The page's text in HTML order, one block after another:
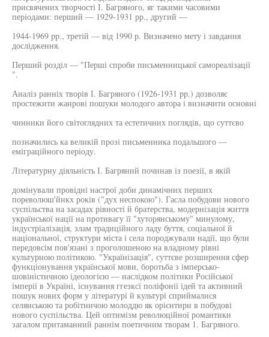
присвячених творчості І. Багряного, яг такими часовими
періодами: перший — 1929-1931 рр., другий —
1944-1969 pp., третій — від 1990 р. Визначено мету і завдання
дослідження.
Перший розділ — "Перші спроби письменницької самореалізації
".
Аналіз ранніх творів І. Багряного (1926-1931 pp.) дозволяє
простежити жанрові пошуки молодого автора і визначити основні
чинники його світоглядних та естетичних поглядів, що суттєво
позначились ка великій прозі письменника подальшого —
еміграційного періоду.
Літературну діяльність І. Багряний починав із поезії, в якій
домінували провідні настрої доби динамічних перших
пореволюш'йнкх років ("дух неспокою"). Гасла побудови нового
суспільства на засадах рівності й братерства, модернізація життя
української нації на противагу її "хуторянському" минулому,
індустріалізація, злам традиційного ладу буття, соціальної й
національної, структури міста і села породжували надії, що були
передовсім пов'язані з проголошеною на владному рівні
культурною політикою. "Українізація", суттєве розширення сфер
функціонування української мови, боротьба з імперсько-
шовіністичною ідеологією — наслідком політики Російської
імперії в Україні, існування ггезксї поліфонії ідей та активний
пошук нових форм у літературі й культурі сприймалися
селянською та робітничою молоддю як орієнтири в побудові
нового суспільства. Цей оптимізм революційної романтики
загалом притаманний раннім поетичним творам 1. Багряного.